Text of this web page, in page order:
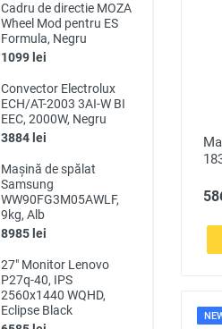
Cadru de directie MOZA
Wheel Mod pentru ES
Formula, Negru
1099 lei
Convector Electrolux
ECH/AT-2003 3AI-W BI
EEC, 2000W, Negru
3884 lei
Mașină de spălat
Samsung
WW90FG3M05AWLF,
9kg, Alb
8985 lei
27" Monitor Lenovo
P27q-40, IPS
2560x1440 WQHD,
Eclipse Black